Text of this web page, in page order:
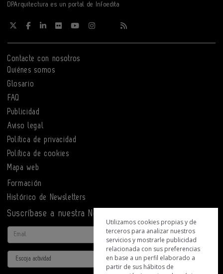
DPArquitectura es un portal de Infoedita
Contacte con nosotros
Quiénes somos
Glosario
FAQ
Publicidad
Aviso legal
Política de privacidad
Política de cookies
Mapa web
Formación
Histórico de Newsletters
Suscríbase a nuestra Newsletter
Email
Actividad
Utilizamos cookies propias y de
terceros para analizar nuestros
servicios y mostrarle publicidad
relacionada con sus preferencias
en base a un perfil elaborado a
partir de sus hábitos de